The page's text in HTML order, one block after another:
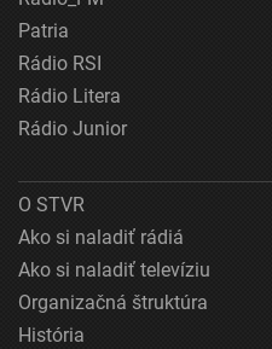
Patria
Rádio RSI
Rádio Litera
Rádio Junior
O STVR
Ako si naladiť rádiá
Ako si naladiť televíziu
Organizačná štruktúra
História